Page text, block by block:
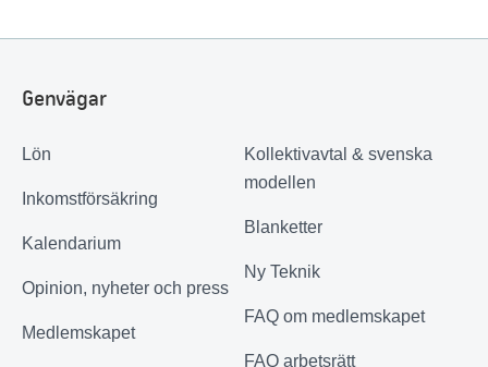
Genvägar
Lön
Inkomstförsäkring
Kalendarium
Opinion, nyheter och press
Medlemskapet
Kollektivavtal & svenska
modellen
Blanketter
Ny Teknik
FAQ om medlemskapet
FAQ arbetsrätt